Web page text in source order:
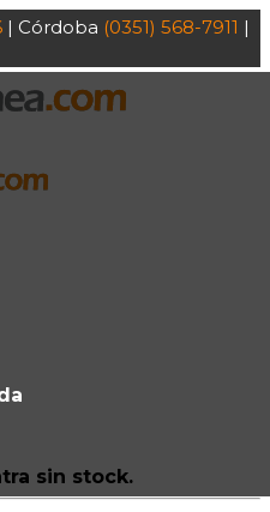
| Córdoba (0351) 568-7911 |
sin stock.